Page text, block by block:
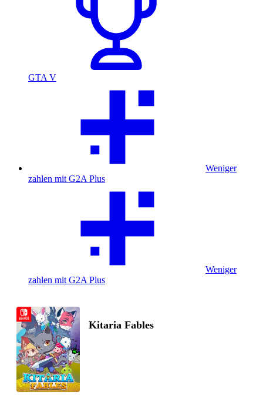
GTA V
Weniger
zahlen mit G2A Plus
Weniger
zahlen mit G2A Plus
Kitaria Fables